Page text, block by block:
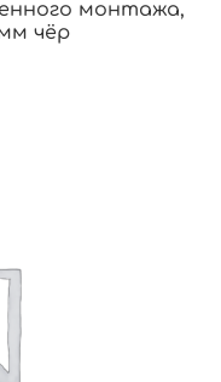
монтажа,
чёр